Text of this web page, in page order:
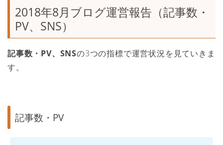
2018年8月ブログ運営報告（記事数・
PV、SNS）
記事数・PV、SNSの3つの指標で運営状況を見ていきま
す。
記事数・PV